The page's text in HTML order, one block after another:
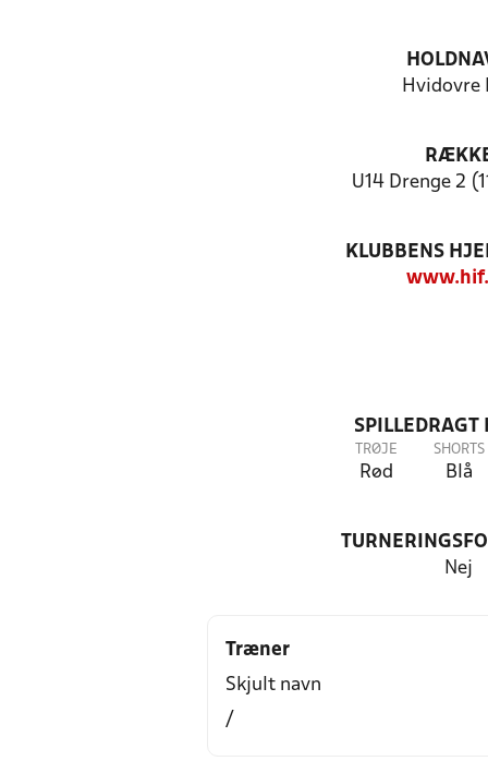
Hvidovre
U14 Drenge 2
KLUBBENS
SPILLEDRAGT
TRØJE
Rød
SHORTS
Blå
Nej
Træner
Skjult navn
/